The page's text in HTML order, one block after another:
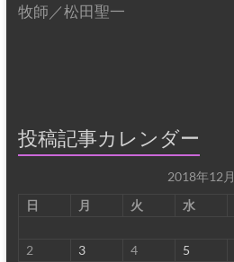
牧師／松田聖一
投稿記事カレンダー
2018年12月
日
月 火 水
2
3 4 5